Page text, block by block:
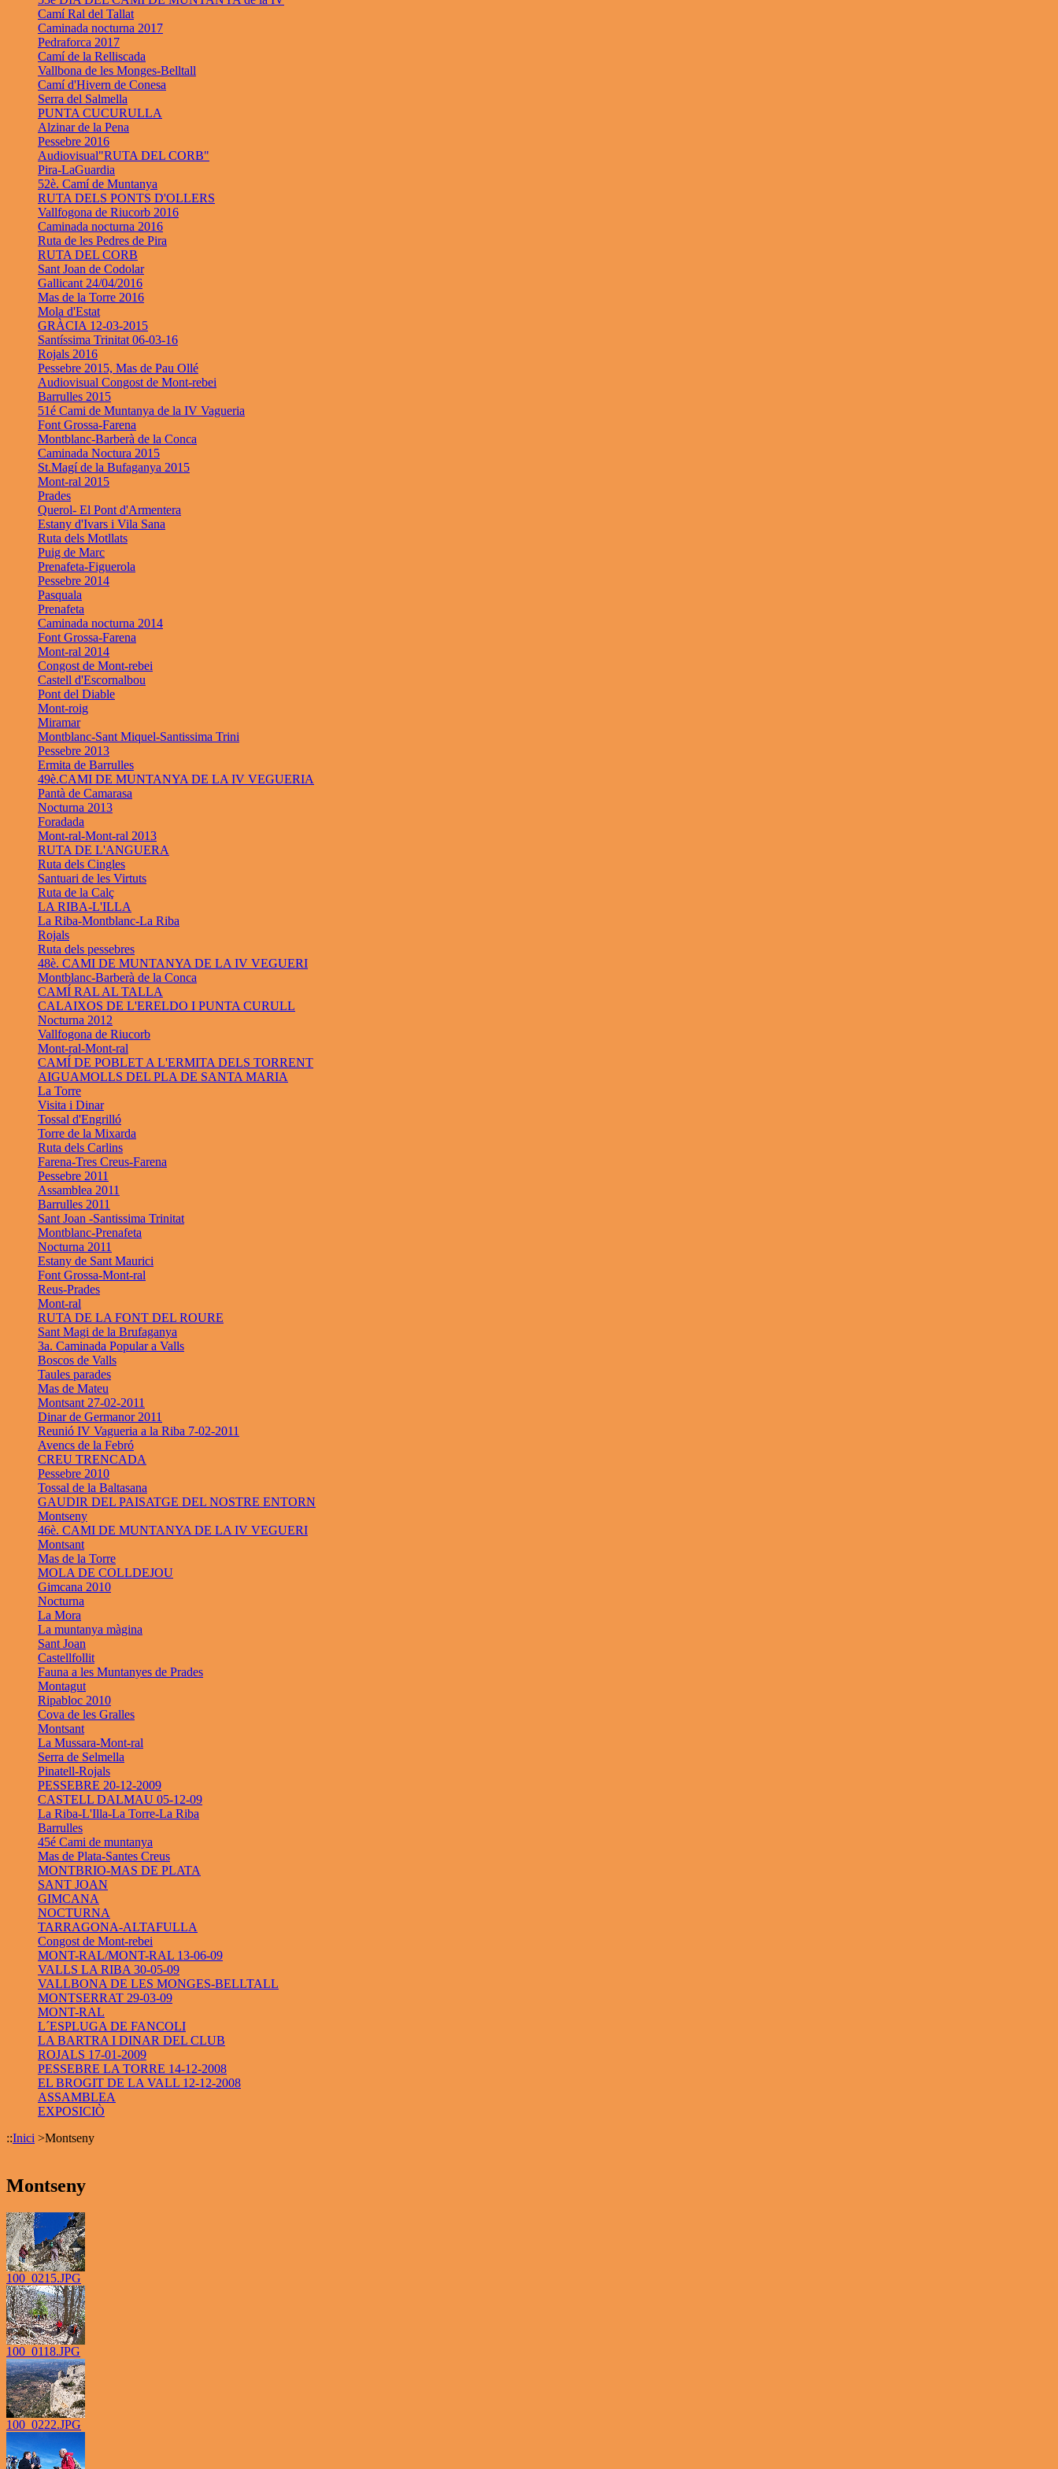
Camí Ral del Tallat
Caminada nocturna 2017
Pedraforca 2017
Camí de la Relliscada
Vallbona de les Monges-Belltall
Camí d'Hivern de Conesa
Serra del Salmella
PUNTA CUCURULLA
Alzinar de la Pena
Pessebre 2016
Audiovisual"RUTA DEL CORB"
Pira-LaGuardia
52è. Camí de Muntanya
RUTA DELS PONTS D'OLLERS
Vallfogona de Riucorb 2016
Caminada nocturna 2016
Ruta de les Pedres de Pira
RUTA DEL CORB
Sant Joan de Codolar
Gallicant 24/04/2016
Mas de la Torre 2016
Mola d'Estat
GRÀCIA 12-03-2015
Santíssima Trinitat 06-03-16
Rojals 2016
Pessebre 2015, Mas de Pau Ollé
Audiovisual Congost de Mont-rebei
Barrulles 2015
51é Cami de Muntanya de la IV Vagueria
Font Grossa-Farena
Montblanc-Barberà de la Conca
Caminada Noctura 2015
St.Magí de la Bufaganya 2015
Mont-ral 2015
Prades
Querol- El Pont d'Armentera
Estany d'Ivars i Vila Sana
Ruta dels Motllats
Puig de Marc
Prenafeta-Figuerola
Pessebre 2014
Pasquala
Prenafeta
Caminada nocturna 2014
Font Grossa-Farena
Mont-ral 2014
Congost de Mont-rebei
Castell d'Escornalbou
Pont del Diable
Mont-roig
Miramar
Montblanc-Sant Miquel-Santissima Trini
Pessebre 2013
Ermita de Barrulles
49è.CAMI DE MUNTANYA DE LA IV VEGUERIA
Pantà de Camarasa
Nocturna 2013
Foradada
Mont-ral-Mont-ral 2013
RUTA DE L'ANGUERA
Ruta dels Cingles
Santuari de les Virtuts
Ruta de la Calç
LA RIBA-L'ILLA
La Riba-Montblanc-La Riba
Rojals
Ruta dels pessebres
48è. CAMI DE MUNTANYA DE LA IV VEGUERI
Montblanc-Barberà de la Conca
CAMÍ RAL AL TALLA
CALAIXOS DE L'ERELDO I PUNTA CURULL
Nocturna 2012
Vallfogona de Riucorb
Mont-ral-Mont-ral
CAMÍ DE POBLET A L'ERMITA DELS TORRENT
AIGUAMOLLS DEL PLA DE SANTA MARIA
La Torre
Visita i Dinar
Tossal d'Engrilló
Torre de la Mixarda
Ruta dels Carlins
Farena-Tres Creus-Farena
Pessebre 2011
Assamblea 2011
Barrulles 2011
Sant Joan -Santissima Trinitat
Montblanc-Prenafeta
Nocturna 2011
Estany de Sant Maurici
Font Grossa-Mont-ral
Reus-Prades
Mont-ral
RUTA DE LA FONT DEL ROURE
Sant Magi de la Brufaganya
3a. Caminada Popular a Valls
Boscos de Valls
Taules parades
Mas de Mateu
Montsant 27-02-2011
Dinar de Germanor 2011
Reunió IV Vagueria a la Riba 7-02-2011
Avencs de la Febró
CREU TRENCADA
Pessebre 2010
Tossal de la Baltasana
GAUDIR DEL PAISATGE DEL NOSTRE ENTORN
Montseny
46è. CAMI DE MUNTANYA DE LA IV VEGUERI
Montsant
Mas de la Torre
MOLA DE COLLDEJOU
Gimcana 2010
Nocturna
La Mora
La muntanya màgina
Sant Joan
Castellfollit
Fauna a les Muntanyes de Prades
Montagut
Ripabloc 2010
Cova de les Gralles
Montsant
La Mussara-Mont-ral
Serra de Selmella
Pinatell-Rojals
PESSEBRE 20-12-2009
CASTELL DALMAU 05-12-09
La Riba-L'Illa-La Torre-La Riba
Barrulles
45é Cami de muntanya
Mas de Plata-Santes Creus
MONTBRIO-MAS DE PLATA
SANT JOAN
GIMCANA
NOCTURNA
TARRAGONA-ALTAFULLA
Congost de Mont-rebei
MONT-RAL/MONT-RAL 13-06-09
VALLS LA RIBA 30-05-09
VALLBONA DE LES MONGES-BELLTALL
MONTSERRAT 29-03-09
MONT-RAL
L´ESPLUGA DE FANCOLI
LA BARTRA I DINAR DEL CLUB
ROJALS 17-01-2009
PESSEBRE LA TORRE 14-12-2008
EL BROGIT DE LA VALL 12-12-2008
ASSAMBLEA
EXPOSICIÒ
::Inici >Montseny
Montseny
100_0215.JPG
100_0118.JPG
100_0222.JPG